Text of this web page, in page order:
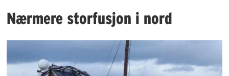
Nærmere storfusjon i nord